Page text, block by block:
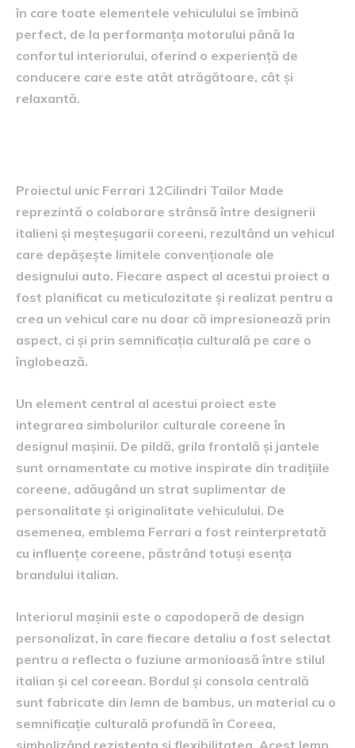
în care toate elementele vehiculului se îmbină
perfect, de la performanța motorului până la
confortul interiorului, oferind o experiență de
conducere care este atât atrăgătoare, cât și
relaxantă.
Proiectul unic Ferrari 12Cilindri Tailor Made
reprezintă o colaborare strânsă între designerii
italieni și meșteșugarii coreeni, rezultând un vehicul
care depășește limitele convenționale ale
designului auto. Fiecare aspect al acestui proiect a
fost planificat cu meticulozitate și realizat pentru a
crea un vehicul care nu doar că impresionează prin
aspect, ci și prin semnificația culturală pe care o
înglobează.
Un element central al acestui proiect este
integrarea simbolurilor culturale coreene în
designul mașinii. De pildă, grila frontală și jantele
sunt ornamentate cu motive inspirate din tradițiile
coreene, adăugând un strat suplimentar de
personalitate și originalitate vehiculului. De
asemenea, emblema Ferrari a fost reinterpretată
cu influențe coreene, păstrând totuși esența
brandului italian.
Interiorul mașinii este o capodoperă de design
personalizat, în care fiecare detaliu a fost selectat
pentru a reflecta o fuziune armonioasă între stilul
italian și cel coreean. Bordul și consola centrală
sunt fabricate din lemn de bambus, un material cu o
semnificație culturală profundă în Coreea,
simbolizând rezistența și flexibilitatea. Acest lemn,